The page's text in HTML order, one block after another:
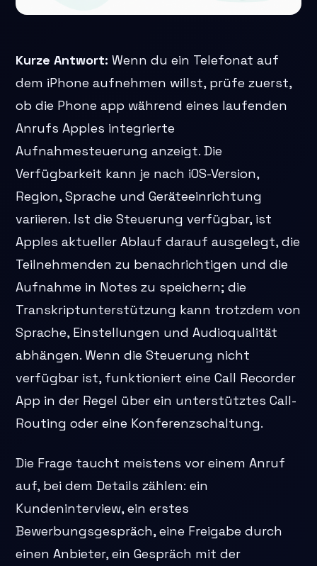
Kurze Antwort: Wenn du ein Telefonat auf
dem iPhone aufnehmen willst, prüfe zuerst,
ob die Phone app während eines laufenden
Anrufs Apples integrierte
Aufnahmesteuerung anzeigt. Die
Verfügbarkeit kann je nach iOS-Version,
Region, Sprache und Geräteeinrichtung
variieren. Ist die Steuerung verfügbar, ist
Apples aktueller Ablauf darauf ausgelegt, die
Teilnehmenden zu benachrichtigen und die
Aufnahme in Notes zu speichern; die
Transkriptunterstützung kann trotzdem von
Sprache, Einstellungen und Audioqualität
abhängen. Wenn die Steuerung nicht
verfügbar ist, funktioniert eine Call Recorder
App in der Regel über ein unterstütztes Call-
Routing oder eine Konferenzschaltung.
Die Frage taucht meistens vor einem Anruf
auf, bei dem Details zählen: ein
Kundeninterview, ein erstes
Bewerbungsgespräch, eine Freigabe durch
einen Anbieter, ein Gespräch mit der